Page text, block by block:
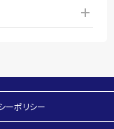
ーポリシー